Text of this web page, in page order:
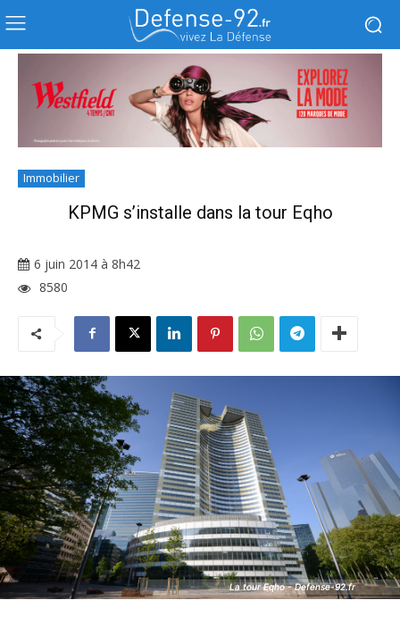
Immobilier
KPMG s’installe dans la tour Eqho
6 juin 2014 à 8h42
8580
La tour Eqho - Defense-92.fr
La tour Eqho - Defense-92.fr